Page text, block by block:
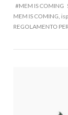
#MEM IS COMING
MEM IS COMING,
REGOLAMENTO